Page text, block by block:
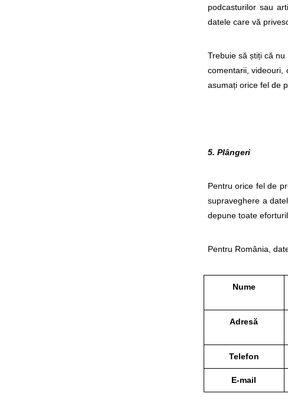
podcasturilor sau
datele care vă
Trebuie să știți că
comentarii, videouri,
asumați orice fel de
5. Plângeri
Pentru orice fel de
supraveghere a
depune toate
Pentru România,
Nume
Adresă
Telefon
E-mail